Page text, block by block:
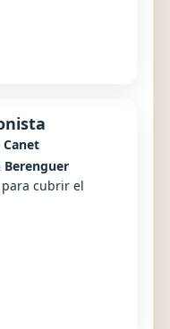
Canet
Berenguer
para cubrir el